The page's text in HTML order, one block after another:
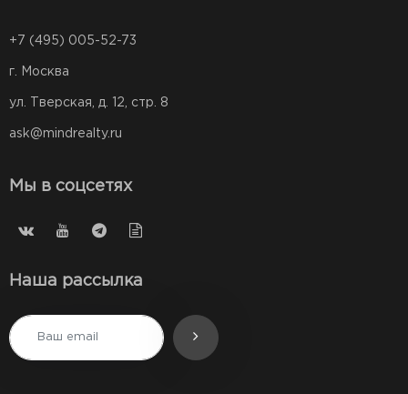
+7 (495) 005-52-73
г. Москва
ул. Тверская, д. 12, стр. 8
ask@mindrealty.ru
Мы в соцсетях
Наша рассылка